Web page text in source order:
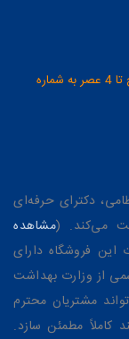
تماس تلفنی در روزهای شنبه تا پنج شنبه از 8 صبح تا 4 عصر به شماره
دکترای حرفه‌ای
مشاهده
فروشگاه دارای
از وزارت بهداشت
مشتریان محترم
کاملاً مطمئن سازد.